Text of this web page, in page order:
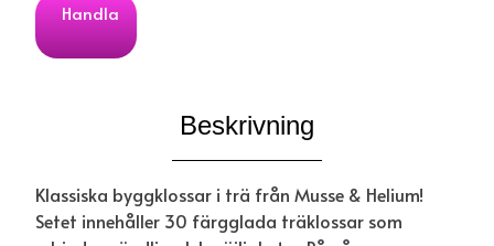
Handla
Beskrivning
Klassiska byggklossar i trä från Musse & Helium!
Setet innehåller 30 färgglada träklossar som